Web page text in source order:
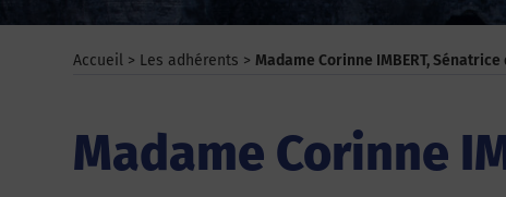
Accueil > Les adhérents > Madame Corinne IMBERT,
Madame Corinne